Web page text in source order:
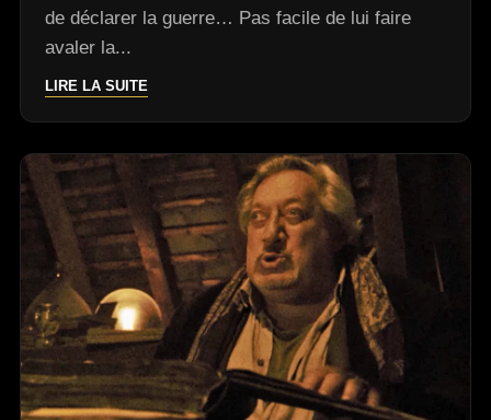
de déclarer la guerre… Pas facile de lui faire
avaler la...
LIRE LA SUITE